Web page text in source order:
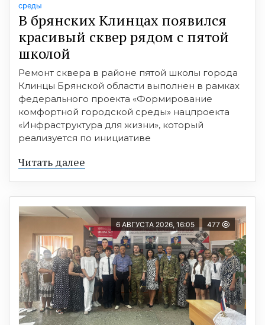
среды
В брянских Клинцах появился
красивый сквер рядом с пятой
школой
Ремонт сквера в районе пятой школы города
Клинцы Брянской области выполнен в рамках
федерального проекта «Формирование
комфортной городской среды» нацпроекта
«Инфраструктура для жизни», который
реализуется по инициативе
Читать далее
6 АВГУСТА 2026, 16:05 477